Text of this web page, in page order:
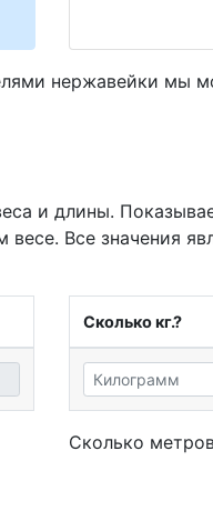
нержавейки мы
и длины.
Все значения
Сколько кг.?
Сколько